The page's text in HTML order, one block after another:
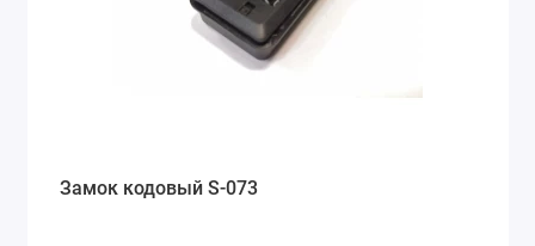
Замок кодовый S-073